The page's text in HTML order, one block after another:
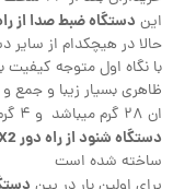
این دستگاه ضبط صدا از
حالا در هیچکدام از سایر
با نگاه اول متوجه کیفیت
ظاهری بسیار زیبا و جمع
ان ۲۸ گرم میباشد و ۴ گرم از
دستگاه شنود از راه دور X2
ساخته شده است